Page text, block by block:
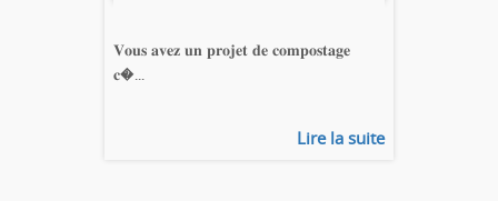
𝐕𝐨𝐮𝐬 𝐚𝐯𝐞𝐳 𝐮𝐧 𝐩𝐫𝐨𝐣𝐞𝐭 𝐝𝐞 𝐜𝐨𝐦𝐩𝐨𝐬𝐭𝐚𝐠𝐞
𝐜�...
Lire la suite